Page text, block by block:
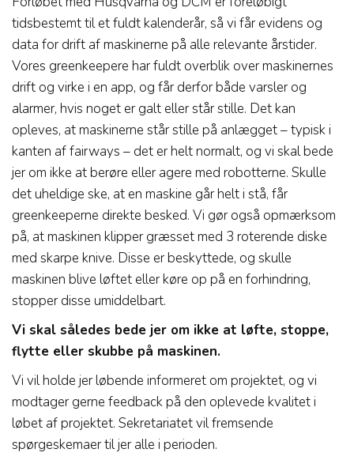
tidsbestemt til et fuldt kalenderår, så vi får evidens og
data for drift af maskinerne på alle relevante årstider.
Vores greenkeepere har fuldt overblik over maskinernes
drift og virke i en app, og får derfor både varsler og
alarmer, hvis noget er galt eller står stille. Det kan
opleves, at maskinerne står stille på anlægget – typisk i
kanten af fairways – det er helt normalt, og vi skal bede
jer om ikke at berøre eller agere med robotterne. Skulle
det uheldige ske, at en maskine går helt i stå, får
greenkeeperne direkte besked. Vi gør også opmærksom
på, at maskinen klipper græsset med 3 roterende diske
med skarpe knive. Disse er beskyttede, og skulle
maskinen blive løftet eller køre op på en forhindring,
stopper disse umiddelbart.
Vi skal således bede jer om ikke at løfte, stoppe,
flytte eller skubbe på maskinen.
Vi vil holde jer løbende informeret om projektet, og vi
modtager gerne feedback på den oplevede kvalitet i
løbet af projektet. Sekretariatet vil fremsende
spørgeskemaer til jer alle i perioden.